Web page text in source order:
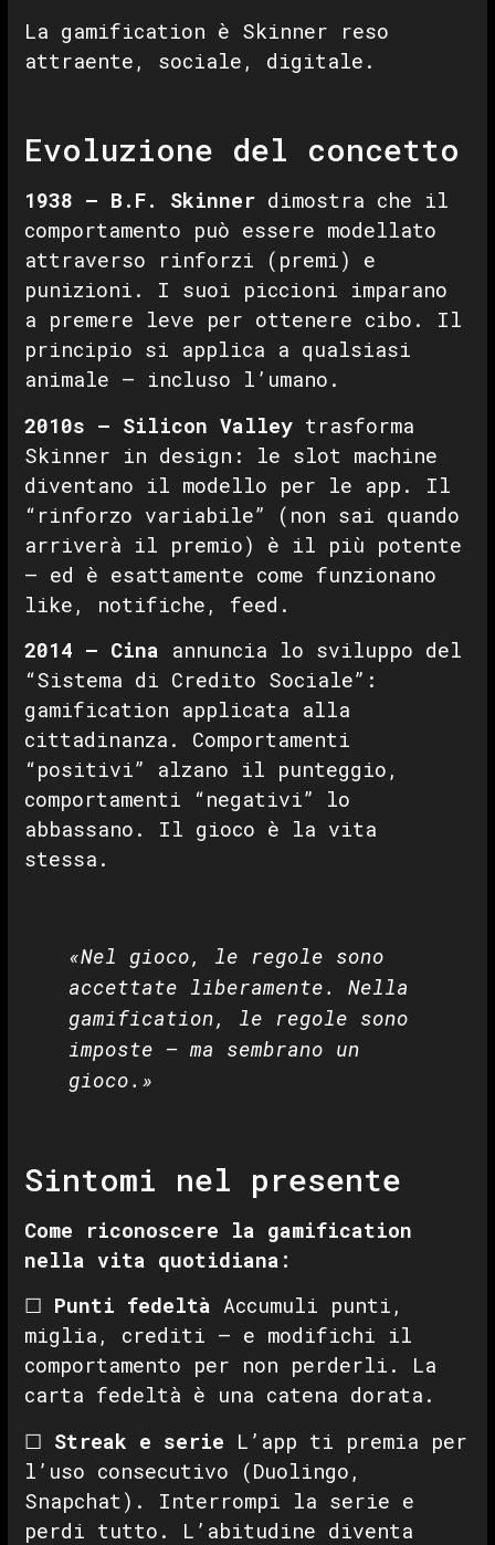
La gamification è Skinner reso
attraente, sociale, digitale.
Evoluzione del concetto
1938 — B.F. Skinner dimostra che il
comportamento può essere modellato
attraverso rinforzi (premi) e
punizioni. I suoi piccioni imparano
a premere leve per ottenere cibo. Il
principio si applica a qualsiasi
animale — incluso l’umano.
2010s — Silicon Valley trasforma
Skinner in design: le slot machine
diventano il modello per le app. Il
“rinforzo variabile” (non sai quando
arriverà il premio) è il più potente
— ed è esattamente come funzionano
like, notifiche, feed.
2014 — Cina annuncia lo sviluppo del
“Sistema di Credito Sociale”:
gamification applicata alla
cittadinanza. Comportamenti
“positivi” alzano il punteggio,
comportamenti “negativi” lo
abbassano. Il gioco è la vita
stessa.
«Nel gioco, le regole sono
accettate liberamente. Nella
gamification, le regole sono
imposte — ma sembrano un
gioco.»
Sintomi nel presente
Come riconoscere la gamification
nella vita quotidiana:
☐ Punti fedeltà Accumuli punti,
miglia, crediti — e modifichi il
comportamento per non perderli. La
carta fedeltà è una catena dorata.
☐ Streak e serie L’app ti premia per
l’uso consecutivo (Duolingo,
Snapchat). Interrompi la serie e
perdi tutto. L’abitudine diventa